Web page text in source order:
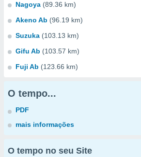
Nagoya (89.36 km)
Akeno Ab (96.19 km)
Suzuka (103.13 km)
Gifu Ab (103.57 km)
Fuji Ab (123.66 km)
O tempo...
PDF
mais informações
O tempo no seu Site